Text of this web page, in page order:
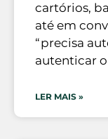
cartórios,
até em
“precisa
autenticar
LER MAIS »